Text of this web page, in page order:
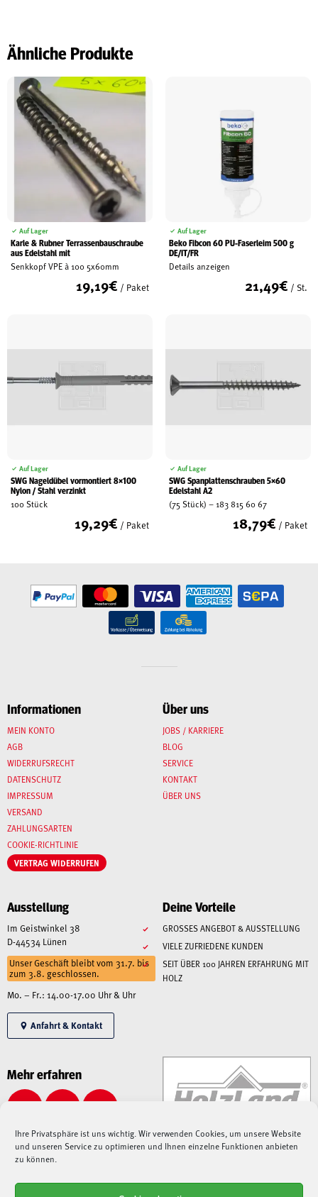
Ihre Privatsphäre ist uns wichtig. Wir verwenden Cookies, um unsere Website
und unseren Service zu optimieren und Ihnen einzelne Funktionen anbieten
zu können.
Ähnliche Produkte
Auf Lager
Karle & Rubner Terrassenbauschraube
aus Edelstahl mit
Senkkopf VPE à 100 5x60mm
19,19€ / Paket
Auf Lager
Beko Fibcon 60 PU-Faserleim 500 g
DE/IT/FR
Details anzeigen
21,49€ / St.
Auf Lager
SWG Nageldübel vormontiert 8×100
Nylon / Stahl verzinkt
100 Stück
19,29€ / Paket
Auf Lager
SWG Spanplattenschrauben 5×60
Edelstahl A2
(75 Stück) – 183 815 60 67
18,79€ / Paket
Informationen
MEIN KONTO
AGB
WIDERRUFSRECHT
DATENSCHUTZ
IMPRESSUM
VERSAND
ZAHLUNGSARTEN
COOKIE-RICHTLINIE
VERTRAG WIDERRUFEN
Über uns
JOBS / KARRIERE
BLOG
SERVICE
KONTAKT
ÜBER UNS
Ausstellung
Im Geistwinkel 38
D-44534 Lünen
Unser Geschäft bleibt vom 31.7. bis
zum 3.8. geschlossen.
Mo. – Fr.: 14.00-17.00 Uhr & Uhr
Anfahrt & Kontakt
Deine Vorteile
GROSSES ANGEBOT & AUSSTELLUNG
VIELE ZUFRIEDENE KUNDEN
SEIT ÜBER 100 JAHREN ERFAHRUNG MIT
HOLZ
Mehr erfahren